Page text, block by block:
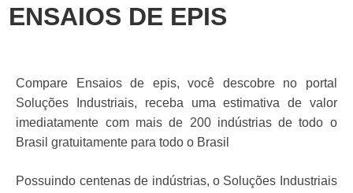
ENSAIOS DE EPIS
Compare Ensaios de epis, você descobre no portal
Soluções Industriais, receba uma estimativa de valor
imediatamente com mais de 200 indústrias de todo o
Brasil gratuitamente para todo o Brasil
Possuindo centenas de indústrias, o Soluções Industriais